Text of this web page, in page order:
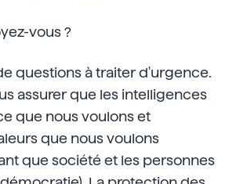
vous ?
questions à traiter d'urgence.
assurer que les intelligences
que nous voulons et
que nous voulons
que société et les personnes